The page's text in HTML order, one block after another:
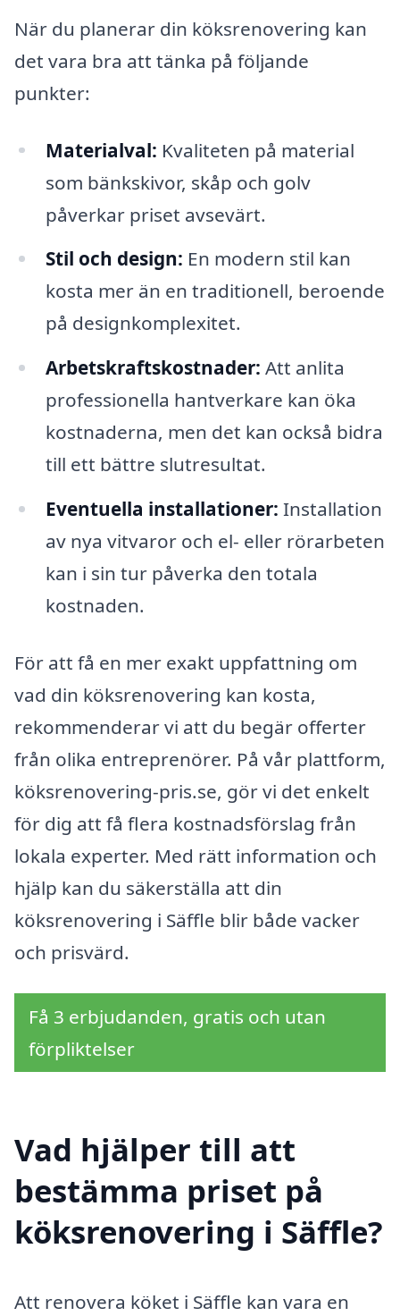
När du planerar din köksrenovering kan
det vara bra att tänka på följande
punkter:
Materialval: Kvaliteten på material
som bänkskivor, skåp och golv
påverkar priset avsevärt.
Stil och design: En modern stil kan
kosta mer än en traditionell, beroende
på designkomplexitet.
Arbetskraftskostnader: Att anlita
professionella hantverkare kan öka
kostnaderna, men det kan också bidra
till ett bättre slutresultat.
Eventuella installationer: Installation
av nya vitvaror och el- eller rörarbeten
kan i sin tur påverka den totala
kostnaden.
För att få en mer exakt uppfattning om
vad din köksrenovering kan kosta,
rekommenderar vi att du begär offerter
från olika entreprenörer. På vår plattform,
köksrenovering-pris.se, gör vi det enkelt
för dig att få flera kostnadsförslag från
lokala experter. Med rätt information och
hjälp kan du säkerställa att din
köksrenovering i Säffle blir både vacker
och prisvärd.
Få 3 erbjudanden, gratis och utan
förpliktelser
Vad hjälper till att
bestämma priset på
köksrenovering i Säffle?
Att renovera köket i Säffle kan vara en